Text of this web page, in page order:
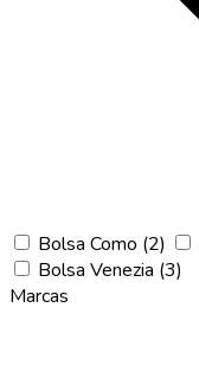
Bolsa Como (2)
Bolsa Venezia (3)
Marcas